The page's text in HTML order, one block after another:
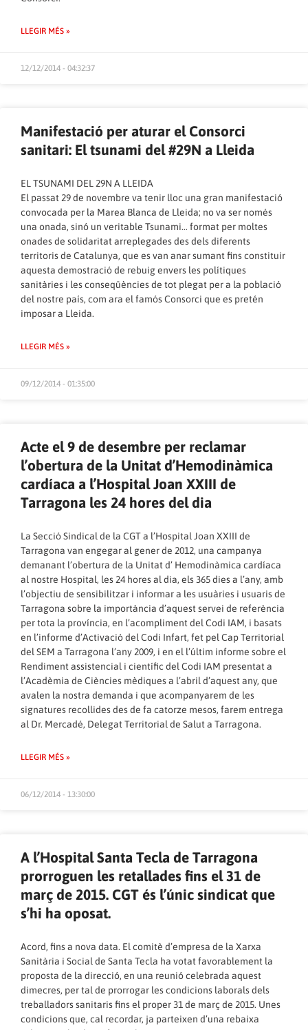
LLEGIR MÉS »
12/12/2014 - 04:32:37
Manifestació per aturar el Consorci
sanitari: El tsunami del #29N a Lleida
EL TSUNAMI DEL 29N A LLEIDA
El passat 29 de novembre va tenir lloc una gran manifestació
convocada per la Marea Blanca de Lleida; no va ser només
una onada, sinó un veritable Tsunami… format per moltes
onades de solidaritat arreplegades des dels diferents
territoris de Catalunya, que es van anar sumant fins constituir
aquesta demostració de rebuig envers les polítiques
sanitàries i les conseqüències de tot plegat per a la població
del nostre país, com ara el famós Consorci que es pretén
imposar a Lleida.
LLEGIR MÉS »
09/12/2014 - 01:35:00
Acte el 9 de desembre per reclamar
l’obertura de la Unitat d’Hemodinàmica
cardíaca a l’Hospital Joan XXIII de
Tarragona les 24 hores del dia
La Secció Sindical de la CGT a l’Hospital Joan XXIII de
Tarragona van engegar al gener de 2012, una campanya
demanant l’obertura de la Unitat d’ Hemodinàmica cardíaca
al nostre Hospital, les 24 hores al dia, els 365 dies a l’any, amb
l’objectiu de sensibilitzar i informar a les usuàries i usuaris de
Tarragona sobre la importància d’aquest servei de referència
per tota la província, en l’acompliment del Codi IAM, i basats
en l’informe d’Activació del Codi Infart, fet pel Cap Territorial
del SEM a Tarragona l’any 2009, i en el l’últim informe sobre el
Rendiment assistencial i científic del Codi IAM presentat a
l’Acadèmia de Ciències mèdiques a l’abril d’aquest any, que
avalen la nostra demanda i que acompanyarem de les
signatures recollides des de fa catorze mesos, farem entrega
al Dr. Mercadé, Delegat Territorial de Salut a Tarragona.
LLEGIR MÉS »
06/12/2014 - 13:30:00
A l’Hospital Santa Tecla de Tarragona
prorroguen les retallades fins el 31 de
març de 2015. CGT és l’únic sindicat que
s’hi ha oposat.
Acord, fins a nova data. El comitè d’empresa de la Xarxa
Sanitària i Social de Santa Tecla ha votat favorablement la
proposta de la direcció, en una reunió celebrada aquest
dimecres, per tal de prorrogar les condicions laboralsdels
treballadors sanitaris fins el proper 31 de març de 2015. Unes
condicions que, cal recordar, ja parteixen d’una rebaixa